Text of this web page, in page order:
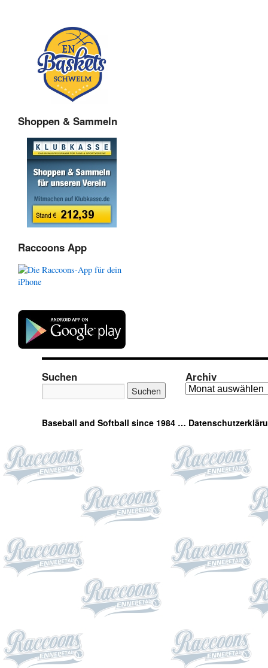
Shoppen & Sammeln
Raccoons App
Suchen Archiv
Baseball and Softball since 1984 …